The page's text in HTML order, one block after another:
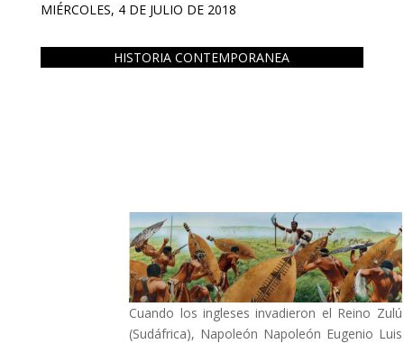
MIÉRCOLES, 4 DE JULIO DE 2018
HISTORIA CONTEMPORANEA
Cuando los ingleses invadieron el Reino Zulú
(Sudáfrica), Napoleón Napoleón Eugenio Luis